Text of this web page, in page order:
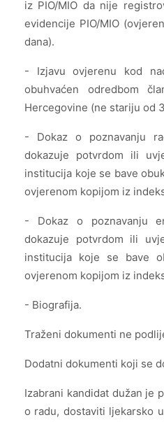
iz PIO/MIO da nije
evidencije PIO/MIO
dana).
- Izjavu ovjerenu kod
obuhvaćen odredbom
Hercegovine (ne stariju od
- Dokaz o poznavanju
dokazuje potvrdom ili
institucija koje se bave
ovjerenom kopijom iz
- Dokaz o poznavanju
dokazuje potvrdom ili
institucija koje se bave
ovjerenom kopijom iz
- Biografija.
Traženi dokumenti ne
Dodatni dokumenti koji se
Izabrani kandidat dužan je
o radu, dostaviti ljekarsko